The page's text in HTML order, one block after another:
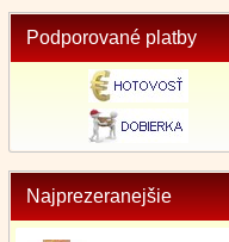
Podporované platby
Najprezeranejšie